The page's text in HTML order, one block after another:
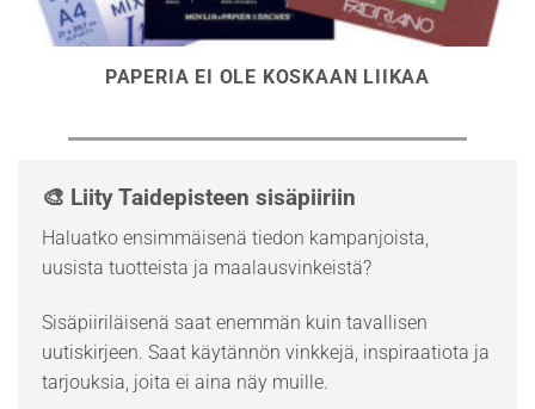
PAPERIA EI OLE KOSKAAN LIIKAA
🎨 Liity Taidepisteen sisäpiiriin
Haluatko ensimmäisenä tiedon kampanjoista,
uusista tuotteista ja maalausvinkeistä?
Sisäpiiriläisenä saat enemmän kuin tavallisen
uutiskirjeen. Saat käytännön vinkkejä, inspiraatiota ja
tarjouksia, joita ei aina näy muille.